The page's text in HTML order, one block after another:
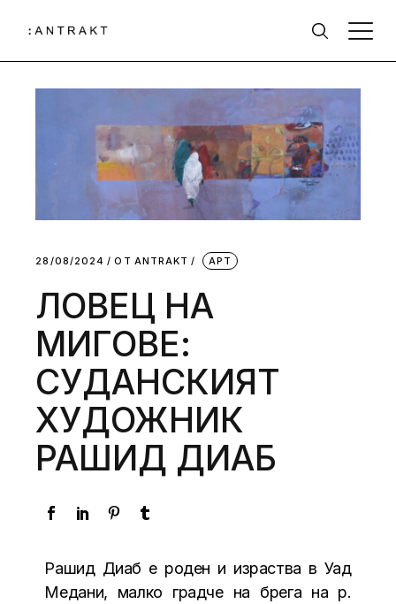
28/08/2024 ОТ АNTRAKT АРТ
ЛОВЕЦ НА
МИГОВЕ:
СУДАНСКИЯТ
ХУДОЖНИК
РАШИД ДИАБ
Рашид Диаб е роден и израства в Уад
Медани, малко градче на брега на р.